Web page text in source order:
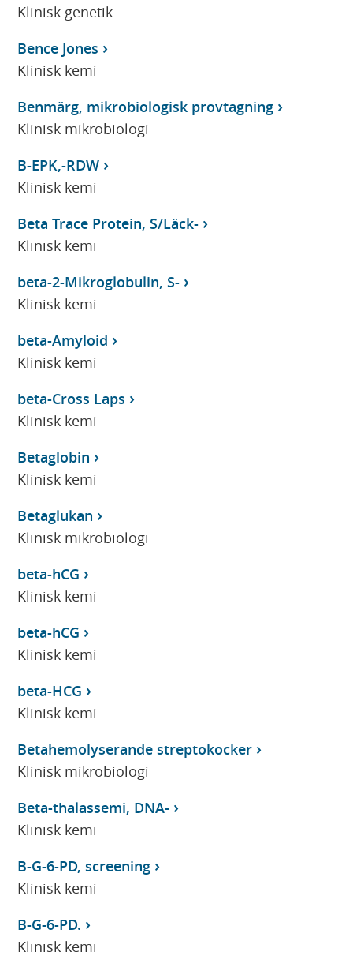
Klinisk genetik
Bence Jones
Klinisk kemi
Benmärg, mikrobiologisk provtagning
Klinisk mikrobiologi
B-EPK,-RDW
Klinisk kemi
Beta Trace Protein, S/Läck-
Klinisk kemi
beta-2-Mikroglobulin, S-
Klinisk kemi
beta-Amyloid
Klinisk kemi
beta-Cross Laps
Klinisk kemi
Betaglobin
Klinisk kemi
Betaglukan
Klinisk mikrobiologi
beta-hCG
Klinisk kemi
beta-hCG
Klinisk kemi
beta-HCG
Klinisk kemi
Betahemolyserande streptokocker
Klinisk mikrobiologi
Beta-thalassemi, DNA-
Klinisk kemi
B-G-6-PD, screening
Klinisk kemi
B-G-6-PD.
Klinisk kemi